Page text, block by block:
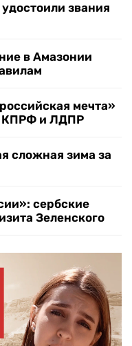
звания
в Амазонии
мечта»
КПРФ и ЛДПР
сложная зима за
сербские
Зеленского